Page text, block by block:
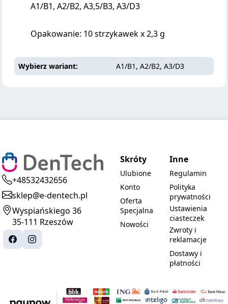
A1/B1, A2/B2, A3,5/B3, A3/D3
Opakowanie: 10 strzykawek x 2,3 g
Wybierz wariant A1/B1, A2/B2, A3/D3
+48532432656
sklep@e-dentech.pl
Wyspiańskiego 36
35-111 Rzeszów
Skróty
Ulubione
Konto
Oferta
Specjalna
Nowości
Inne
Regulamin
Polityka
prywatności
Ustawienia
ciasteczek
Zwroty i
reklamacje
Dostawy i
płatności